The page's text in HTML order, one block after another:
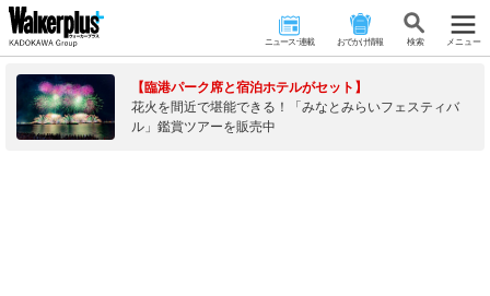
ニュース･連載 おでかけ情報 検 索 メニュー
【臨港パーク席と宿泊ホテルがセット】
花火を間近で堪能できる！「みなとみらいフェスティバ
ル」鑑賞ツアーを販売中